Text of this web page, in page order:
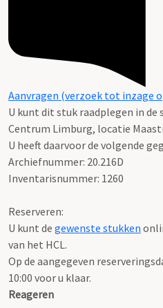
Aanvragen (verzoek tot inzage
U kunt dit stuk raadplegen in de
Centrum Limburg, locatie
U heeft daarvoor de volgende
Archiefnummer: 20.216D
Inventarisnummer: 1260
Reserveren:
U kunt de gewenste stukken
van het HCL.
Op de aangegeven
10:00 voor u klaar.
Reageren